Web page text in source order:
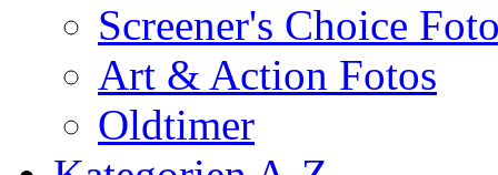
Screener's Choice
Art & Action Fotos
Oldtimer